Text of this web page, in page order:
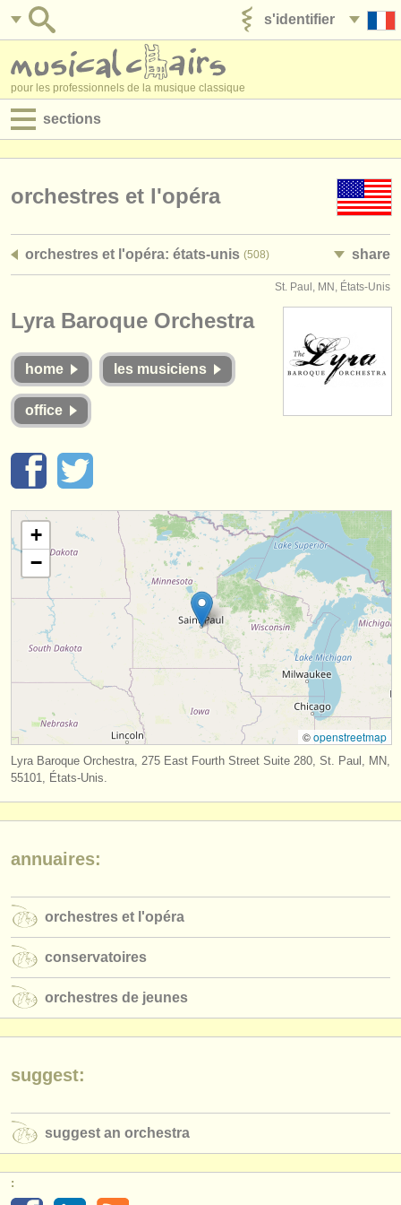
s'identifier
pour les professionnels de la musique classique
sections
jobs - administration
concours/prix
instruments à vendre
instruments volés
annuaires:
orchestres et l'opéra
conservatoires
orchestres de jeunes
musicalchairs:
a propos de musicalchairs
contactez nous
rss feeds
actualités musique classique
ATSfaq
s'identifier
orchestres et l'opéra
orchestres et l'opéra: états-unis (508) share
St. Paul, MN, États-Unis
Lyra Baroque Orchestra
home les musiciens
office
+
−
©openstreetmap
Lyra Baroque Orchestra, 275 East Fourth Street Suite 280, St. Paul, MN,
55101, États-Unis.
annuaires:
orchestres et l'opéra
conservatoires
orchestres de jeunes
suggest:
suggest an orchestra
: